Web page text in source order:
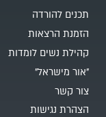
תכנים להורדה
הזמנת הרצאות
קהילת נשים לומדות
"אור מישראל"
צור קשר
הצהרת נגישות